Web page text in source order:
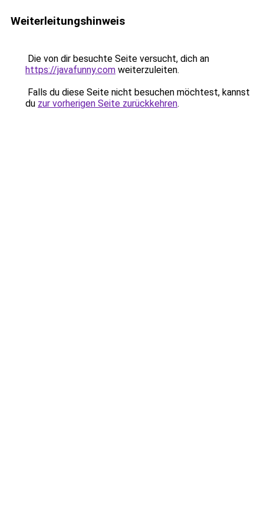
Weiterleitungshinweis
Die von dir besuchte Seite versucht, dich an
https://javafunny.com weiterzuleiten.
Falls du diese Seite nicht besuchen möchtest, kannst
du zur vorherigen Seite zurückkehren.